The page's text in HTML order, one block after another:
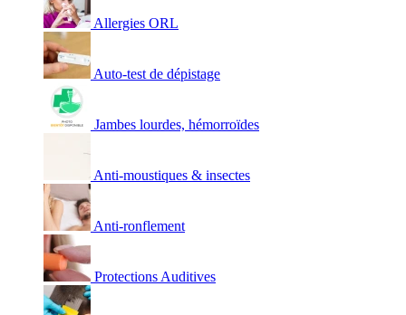
Allergies ORL
Auto-test de dépistage
Jambes lourdes, hémorroïdes
Anti-moustiques & insectes
Anti-ronflement
Protections Auditives